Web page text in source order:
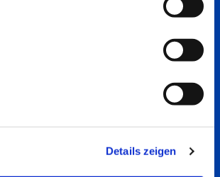
Details zeigen